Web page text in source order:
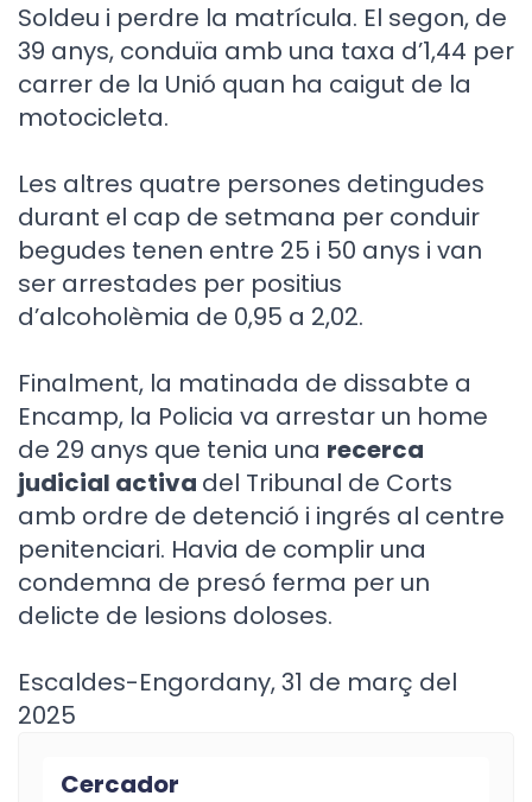
Soldeu i perdre la matrícula. El segon, de
39 anys, conduïa amb una taxa d’1,44 per
carrer de la Unió quan ha caigut de la
motocicleta.
Les altres quatre persones detingudes
durant el cap de setmana per conduir
begudes tenen entre 25 i 50 anys i van
ser arrestades per positius
d’alcoholèmia de 0,95 a 2,02.
Finalment, la matinada de dissabte a
Encamp, la Policia va arrestar un home
de 29 anys que tenia una recerca
judicial activa del Tribunal de Corts
amb ordre de detenció i ingrés al centre
penitenciari. Havia de complir una
condemna de presó ferma per un
delicte de lesions doloses.
Escaldes-Engordany, 31 de març del
2025
Cercador